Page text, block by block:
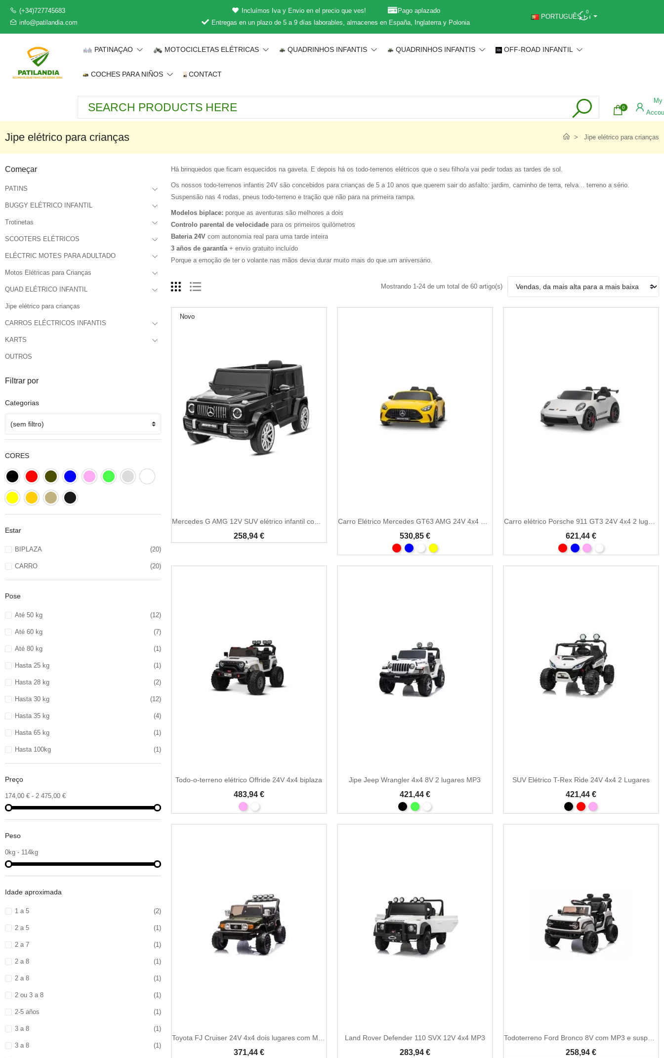
(+34)727745683
info@patilandia.com
Incluímos Iva y Envio en el precio que ves!
Pago aplazado
Entregas en un plazo de 5 a 9 días laborables, almacenes en España, Inglaterra y Polonia
PORTUGUÊS PT
0
PATINAÇAO MOTOCICLETAS ELÉTRICAS QUADRINHOS INFANTIS QUADRINHOS INFANTIS OFF-ROAD INFANTIL
COCHES PARA NIÑOS CONTACT
0
My
Jipe elétrico para crianças Jipe elétrico para crianças
Começar
PATINS
BUGGY ELÉTRICO INFANTIL
Trotinetas
SCOOTERS ELÉTRICOS
ELÉCTRIC MOTES PARA ADULTADO
Motos Elétricas para Crianças
QUAD ELÉTRICO INFANTIL
Jipe elétrico para crianças
CARROS ELÉCTRICOS INFANTIS
KARTS
OUTROS
Filtrar por
Categorias
(sem filtro)
CORES
Estar
BIPLAZA (20)
CARRO (20)
Pose
Até 50 kg (12)
Até 60 kg (7)
Até 80 kg (1)
Hasta 25 kg (1)
Hasta 28 kg (2)
Hasta 30 kg (12)
Hasta 35 kg (4)
Hasta 65 kg (1)
Hasta 100kg (1)
Preço
174,00 € - 2 475,00 €
Peso
0kg - 114kg
Idade aproximada
1 a 5 (2)
2 a 5 (1)
2 a 7 (1)
2 a 8 (1)
2 a 8 (1)
2 ou 3 a 8 (1)
2-5 años (1)
3 a 8 (1)
3 a 8 (1)
Há brinquedos que ficam esquecidos na gaveta. E depois há os todo-terrenos elétricos que o seu filho/a vai pedir todas as tardes de sol.
Os nossos todo-terrenos infantis 24V são concebidos para crianças de 5 a 10 anos que querem sair do asfalto: jardim, caminho de terra, relva... terreno a sério.
Suspensão nas 4 rodas, pneus todo-terreno e tração que não para na primeira rampa.
Modelos biplace: porque as aventuras são melhores a dois
Controlo parental de velocidade para os primeiros quilómetros
Bateria 24V com autonomia real para uma tarde inteira
3 años de garantía+ envio gratuito incluído
Porque a emoção de ter o volante nas mãos devia durar muito mais do que um aniversário.
Mostrando 1-24 de um total de 60 artigo(s)
Novo
258,94 € 530,85 € 621,44 €
Todo-o-terreno elétrico Offride 24V 4x4 biplaza
483,94 €
Jipe Jeep Wrangler 4x4 8V 2 lugares MP3
421,44 €
SUV Elétrico T-Rex Ride 24V 4x4 2 Lugares
421,44 €
Toyota FJ Cruiser 24V 4x4 dois lugares com MP3
371,44 €
Land Rover Defender 110 SVX 12V 4x4 MP3
283,94 €
Todoterreno Ford Bronco 8V com MP3 e suspensão
258,94 €